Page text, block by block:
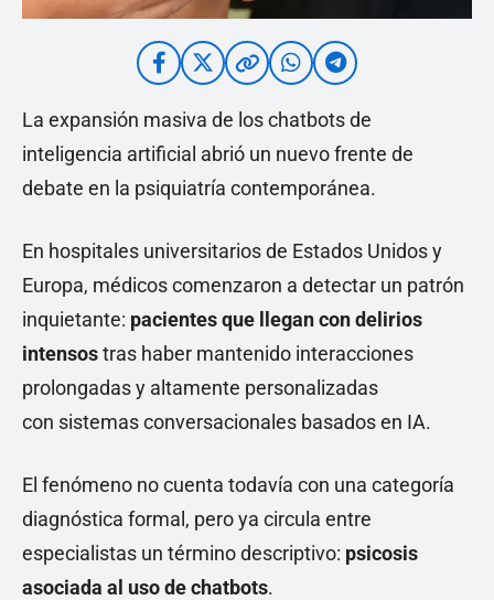
La expansión masiva de los chatbots de
inteligencia artificial abrió un nuevo frente de
debate en la psiquiatría contemporánea.
En hospitales universitarios de Estados Unidos y
Europa, médicos comenzaron a detectar un patrón
inquietante: pacientes que llegan con delirios
intensostras haber mantenido interacciones
prolongadas y altamente personalizadas
con sistemas conversacionales basados en IA.
El fenómeno no cuenta todavía con una categoría
diagnóstica formal, pero ya circula entre
especialistas un término descriptivo: psicosis
asociada al uso de chatbots.